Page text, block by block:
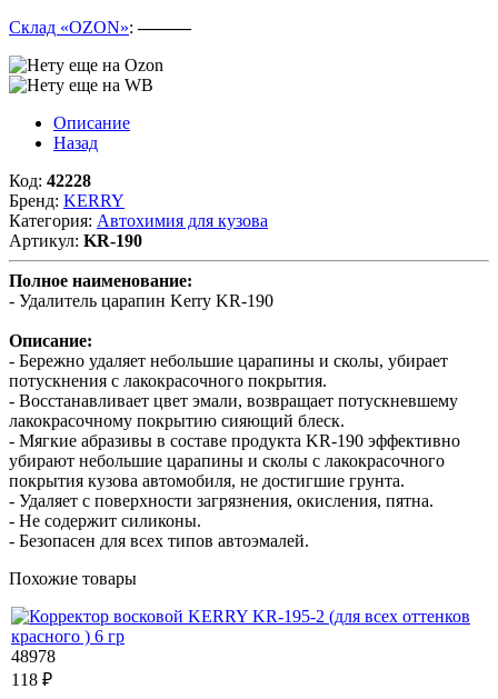
Склад «OZON»:———
Описание
Назад
Код: 42228
Бренд: KERRY
Категория: Автохимия для кузова
Артикул: KR-190
Полное наименование:
- Удалитель царапин Kerry KR-190
Описание:
- Бережно удаляет небольшие царапины и сколы, убирает
потускнения с лакокрасочного покрытия.
- Восстанавливает цвет эмали, возвращает потускневшему
лакокрасочному покрытию сияющий блеск.
- Мягкие абразивы в составе продукта KR-190 эффективно
убирают небольшие царапины и сколы с лакокрасочного
покрытия кузова автомобиля, не достигшие грунта.
- Удаляет с поверхности загрязнения, окисления, пятна.
- Не содержит силиконы.
- Безопасен для всех типов автоэмалей.
Похожие товары
48978
118 ₽